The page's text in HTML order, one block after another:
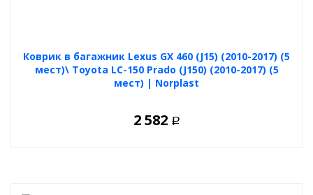
Коврик в багажник Lexus GX 460 (J15) (2010-2017) (5
мест)\ Toyota LC-150 Prado (J150) (2010-2017) (5
мест) | Norplast
2 582 Р